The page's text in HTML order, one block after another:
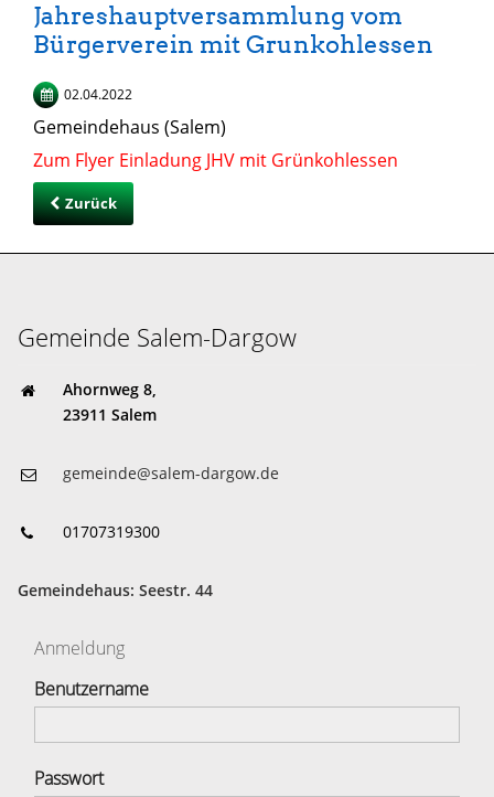
Jahreshauptversammlung vom
Bürgerverein mit Grunkohlessen
02.04.2022
Gemeindehaus (Salem)
Zum Flyer Einladung JHV mit Grünkohlessen
Zurück
Gemeinde Salem-Dargow
Ahornweg 8,
23911 Salem
gemeinde@salem-dargow.de
01707319300
Gemeindehaus: Seestr. 44
Anmeldung
Benutzername
Passwort